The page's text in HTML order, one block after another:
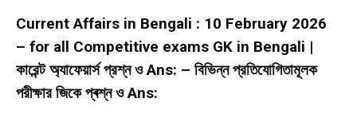
Current Affairs in Bengali : 10 February 2026
– for all Competitive exams GK in Bengali |
কারেন্ট অ্যাফেয়ার্স প্রশ্ন ও Ans: – বিভিন্ন প্রতিযোগিতামূলক
পরীক্ষার জিকে প্ৰশ্ন ও Ans: